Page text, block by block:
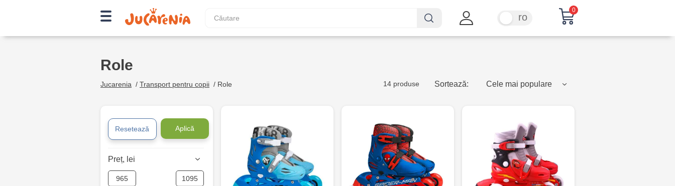
ro
0
Role
Jucarenia / Transport pentru copii / Role 14 produse Sortează: Cele mai populare
Resetează Aplică
Preț, lei